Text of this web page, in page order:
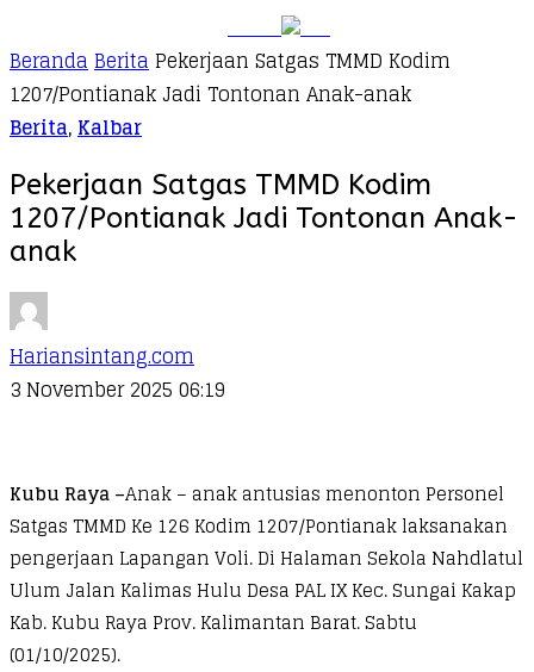
BerandaBeritaPekerjaan Satgas TMMD Kodim
1207/Pontianak Jadi Tontonan Anak-anak
Berita,Kalbar
Pekerjaan Satgas TMMD Kodim
1207/Pontianak Jadi Tontonan Anak-
anak
Hariansintang.com
3 November 2025 06:19
Kubu Raya –Anak – anak antusias menonton Personel
Satgas TMMD Ke 126 Kodim 1207/Pontianak laksanakan
pengerjaan Lapangan Voli. Di Halaman Sekola Nahdlatul
Ulum Jalan Kalimas Hulu Desa PAL IX Kec. Sungai Kakap
Kab. Kubu Raya Prov. Kalimantan Barat. Sabtu
(01/10/2025).